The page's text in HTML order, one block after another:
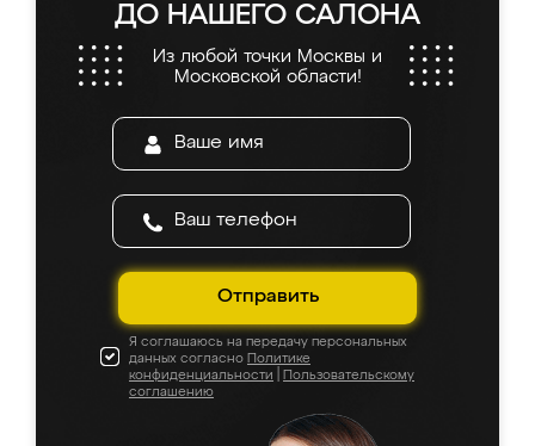
ДО НАШЕГО САЛОНА
Из любой точки Москвы и
Московской области!
Отправить
Я соглашаюсь на передачу персональных
данных согласно Политике
конфиденциальности
Пользовательскому
соглашению